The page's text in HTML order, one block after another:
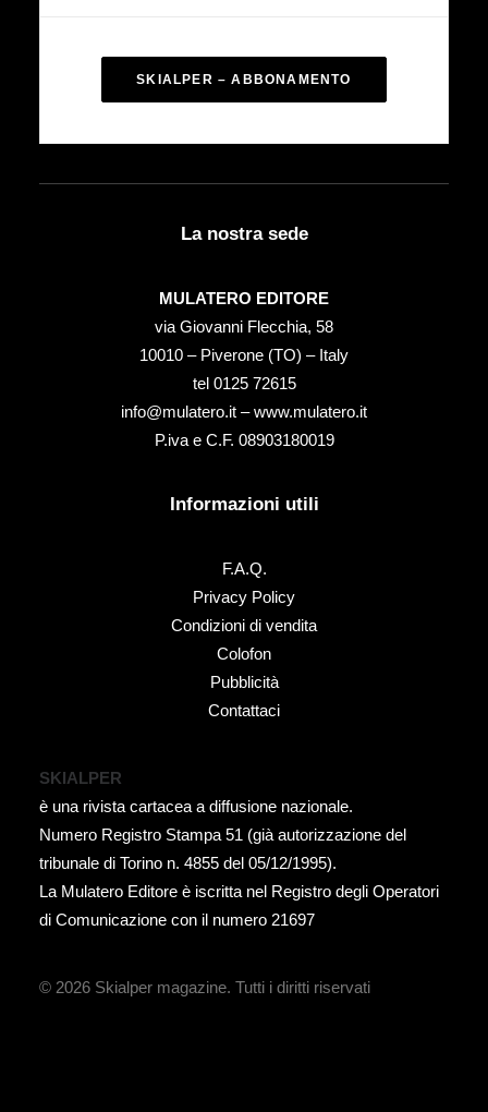
SKIALPER – ABBONAMENTO
La nostra sede
MULATERO EDITORE
via Giovanni Flecchia, 58
10010 – Piverone (TO) – Italy
tel ‭0125 72615‬
info@mulatero.it –www.mulatero.it
P.iva e C.F. 08903180019
Informazioni utili
F.A.Q.
Privacy Policy
Condizioni di vendita
Colofon
Pubblicità
Contattaci
SKIALPER
è una rivista cartacea a diffusione nazionale.
Numero Registro Stampa 51 (già autorizzazione del
tribunale di Torino n. 4855 del 05/12/1995).
La Mulatero Editore è iscritta nel Registro degli Operatori
di Comunicazione con il numero 21697
© 2026 Skialper magazine. Tutti i diritti riservati